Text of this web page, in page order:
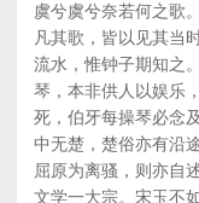
虞兮虞兮奈若何之歌
凡其歌，皆以见其当
流水，惟钟子期知之
琴，本非供人以娱乐
死，伯牙每操琴必念
中无楚，楚俗亦有沿
屈原为离骚，则亦自
文学一大宗。宋玉不